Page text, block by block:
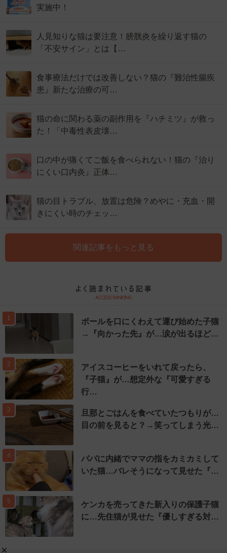
実施中！
人見知りな猫は要注意！膀胱炎を繰り返す猫の
「不安サイン」とは【…
食事療法だけでは改善しない？猫の『難治性腸疾
患』新たな治療の可…
猫の命に関わる薬の副作用を『ハチミツ』が救っ
た！「中毒性表皮壊…
口の中が痛くてご飯を食べられない！猫の『治り
にくい口内炎』正体…
猫の目トラブル、放置は危険？めやに・充血・開
きにくい時のチェッ…
関連記事をもっと見る
1
ボールを口にくわえて運び始めた子猫
→『向かった先』が…涙が出るほど…
2
アイスコーヒーをいれて戻ったら、
『子猫』が…想定外な『可愛すぎる
行…
3
旦那とごはんを食べていたつもりが…
目の前を見ると？→笑ってしまう光…
4
パパに内緒でママの指をカミカミして
いた猫…バレそうになって見せた『…
5
ケンカを売ってきた新入りの保護子猫
に…先住猫が見せた『優しすぎる対…